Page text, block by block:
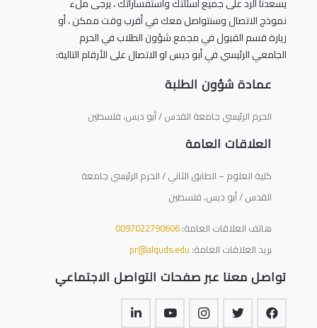
نموذج الاتصال وسنتواصل معك في أقرب وقت ممكن ، أو
زيارة قسم القبول في مجمع شؤون الطلاب في الحرم
الجامعي الرئيسي في أبو ديس او الاتصال على الأرقام التالية:
عمادة شؤون الطلبة
الحرم الرئيسي جامعة القدس / أبو ديس، فلسطين
العلاقات العامة
كلية العلوم – الطابق الثاني / الحرم الرئيسي جامعة
القدس / أبو ديس، فلسطين
هاتف العلاقات العامة:0097022790606
بريد العلاقات العامة: pr@alquds.edu
تواصل معنا عبر صفحات التواصل الاجتماعي